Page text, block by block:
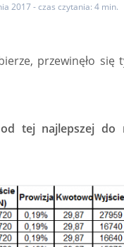
2017- czas czytania: 4 min.
przewinęło się
tej najlepszej do